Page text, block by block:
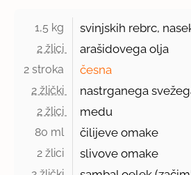
1,5 kg svinjskih rebrc,
2 žlici arašidovega olja
2 stroka česna
2 žlički nastrganega
2 žlici medu
80 ml čilijeve omake
2 žlici slivove omake